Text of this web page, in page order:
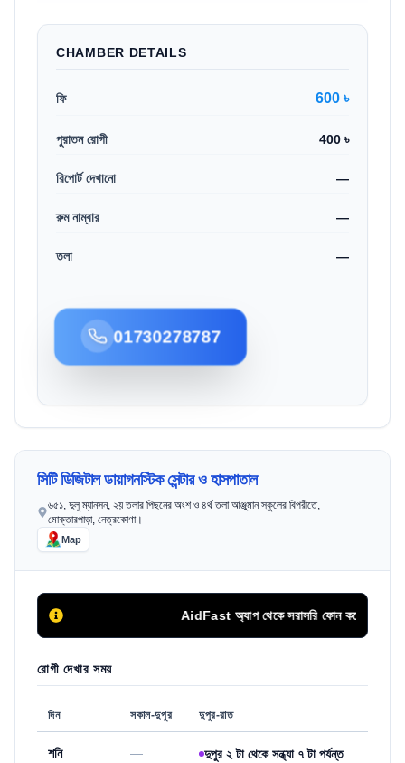
CHAMBER DETAILS
ফি 600 ৳
পুরাতন রোগী 400 ৳
রিপোর্ট দেখানো —
রুম নাম্বার —
তলা —
01730278787
সিটি ডিজিটাল ডায়াগনস্টিক সেন্টার ও হাসপাতাল
৬৫১, দুলু ম্যানসন, ২য় তলার পিছনের অংশ ও ৪র্থ তলা আঞ্জুমান স্কুলের বিপরীতে,
মোক্তারপাড়া, নেত্রকোণা।
Map
AidFast অ্যাপ থেকে সরাসরি ফোন কলের মাধ্যমে
রোগী দেখার সময়
দিন সকাল-দুপুর দুপুর-রাত
শনি — দুপুর ২ টা থেকে সন্ধ্যা ৭ টা পর্যন্ত